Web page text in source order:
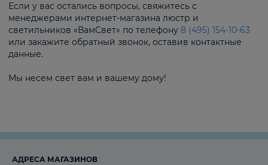
Если у вас остались вопросы, свяжитесь с
менеджерами интернет-магазина люстр и
светильников «ВамСвет» по телефону 8 (495) 154-10-63
или закажите обратный звонок, оставив контактные
данные.
Мы несем свет вам и вашему дому!
АДРЕСА МАГАЗИНОВ